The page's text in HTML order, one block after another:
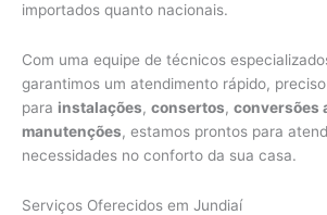
importados quanto nacionais.
Com uma equipe de técnicos
garantimos um atendimento rápido,
para instalações, consertos, conversões
manutenções, estamos prontos para
necessidades no conforto da sua casa.
Serviços Oferecidos em Jundiaí